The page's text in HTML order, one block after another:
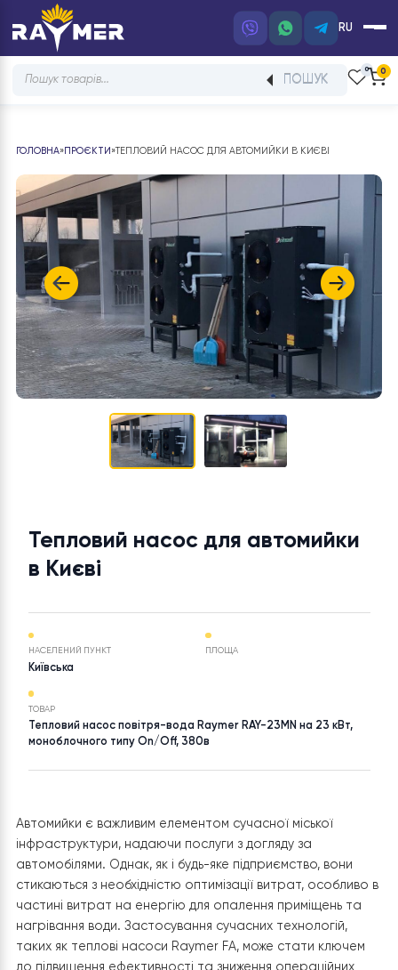
RU
Products
ПОШУК
в Києві
НАСЕЛЕНИЙ ПУНКТ
Київська
ПЛОЩА
моноблочного типу On/Off, 380в
Автомийки є важливим елементом сучасної міської
інфраструктури, надаючи послуги з догляду за
автомобілями. Однак, як і будь-яке підприємство, вони